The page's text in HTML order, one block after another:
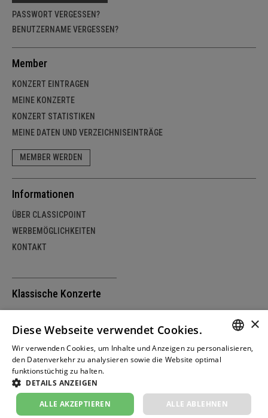
PASSWORT VERGESSEN?
BENUTZERNAME VERGESSEN?
Member
KONZERT EINTRAGEN
MEINE KONZERTE
KONZERT STATISTIKEN
MEINE DATEN UND VERZEICHNISEINTRÄGE
MEMBER WERDEN
Informationen
ÜBER CLASSICPOINT
WERBEMÖGLICHKEITEN
KONTAKT
Klassische Konzerte
DEUTSCHLAND
ÖSTERREICH
© copyright by classicpoint.net | Design und
Projektrealisierung by masterhomepage.ch
×
Diese Webseite verwendet Cookies.
Wir verwenden Cookies, um Inhalte und Anzeigen zu personalisieren,
den Datenverkehr zu analysieren sowie die Website optimal
funktionstüchtig zu halten.
DETAILS ANZEIGEN
ALLE AKZEPTIEREN ALLE ABLEHNEN